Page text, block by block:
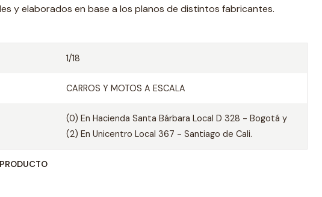
y elaborados en base a los planos de distintos fabricantes.
1/18
CARROS Y MOTOS A ESCALA
(0) En Hacienda Santa Bárbara Local D 328 - Bogotá y
(2) En Unicentro Local 367 - Santiago de Cali.